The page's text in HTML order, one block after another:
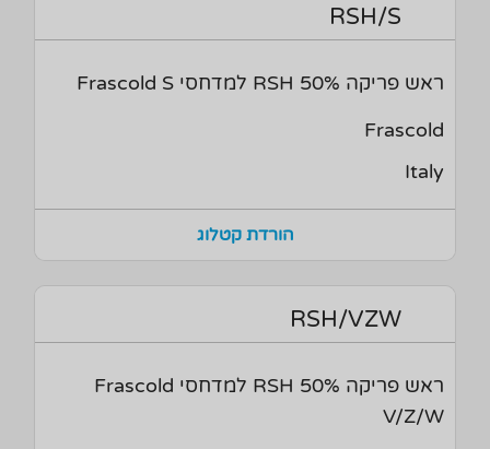
RSH/S
ראש פריקה 50% RSH למדחסי Frascold S
Frascold
Italy
הורדת קטלוג
RSH/VZW
ראש פריקה 50% RSH למדחסי Frascold
V/Z/W